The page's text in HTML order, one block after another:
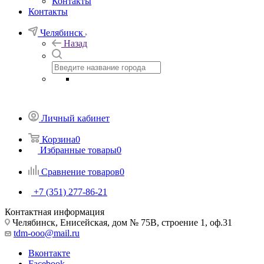
Контакты
Челябинск
Назад
Личный кабинет
Корзина0
Избранные товары0
Сравнение товаров0
+7 (351) 277-86-21
Контактная информация
Челябинск, Енисейская, дом № 75В, строение 1, оф.31
tdm-ooo@mail.ru
Вконтакте